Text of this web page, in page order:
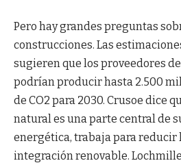
Pero hay grandes preguntas
construcciones. Las
sugieren que los proveedores
podrían producir hasta 2.500
de CO2 para 2030. Crusoe dice
natural es una parte central de
energética, trabaja para reducir
integración renovable.